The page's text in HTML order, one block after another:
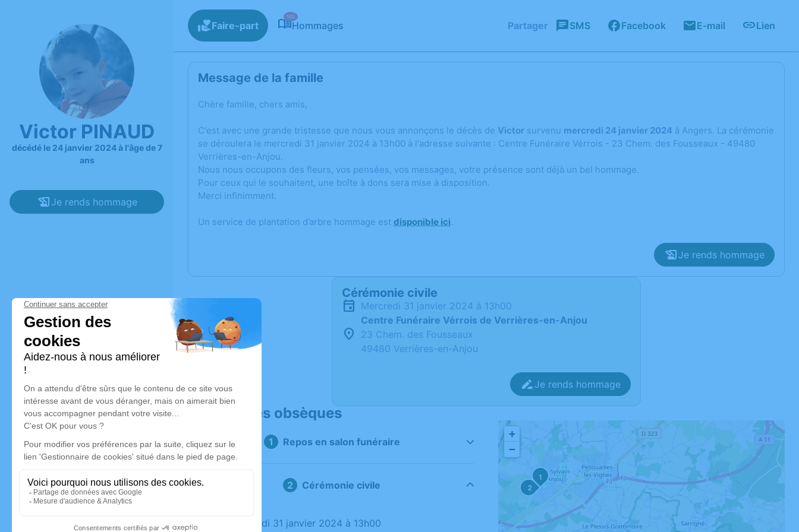
Victor PINAUD
décédé le 24 janvier 2024 à l'âge de 7
ans
Je rends hommage
Faire-part
102
Hommages Partager SMS Facebook E-mail Lien
Message de la famille
Chère famille, chers amis,
C'est avec une grande tristesse que nous vous annonçons le décès de Victor survenu mercredi 24 janvier 2024 à Angers. La cérémonie
se déroulera le mercredi 31 janvier 2024 à 13h00 à l'adresse suivante : Centre Funéraire Vérrois - 23 Chem. des Fousseaux - 49480
Verrières-en-Anjou.
Nous nous occupons des fleurs, vos pensées, vos messages, votre présence sont déjà un bel hommage.
Pour ceux qui le souhaitent, une boîte à dons sera mise à disposition.
Merci infinimment.
Un service de plantation d’arbre hommage est disponible ici.
Je rends hommage
Cérémonie civile
mercredi 31 janvier 2024 à 13h00
Centre Funéraire Vérrois de Verrières-en-Anjou
23 Chem. des Fousseaux
49480 Verrières-en-Anjou
Je rends hommage
Déroulé des obsèques
Repos en salon funéraire
Cérémonie civile
Le mercredi 31 janvier 2024 à 13h00
1
2
+
−